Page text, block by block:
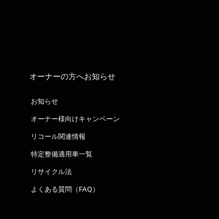
オーナーの方へお知らせ
お知らせ
オーナー様向けキャンペーン
リコール関連情報
特定整備適用車一覧
リサイクル法
よくある質問（FAQ）